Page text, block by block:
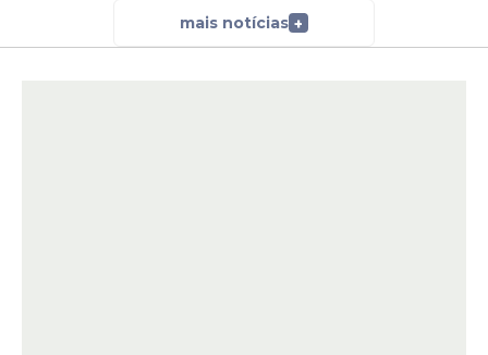
mais notícias +